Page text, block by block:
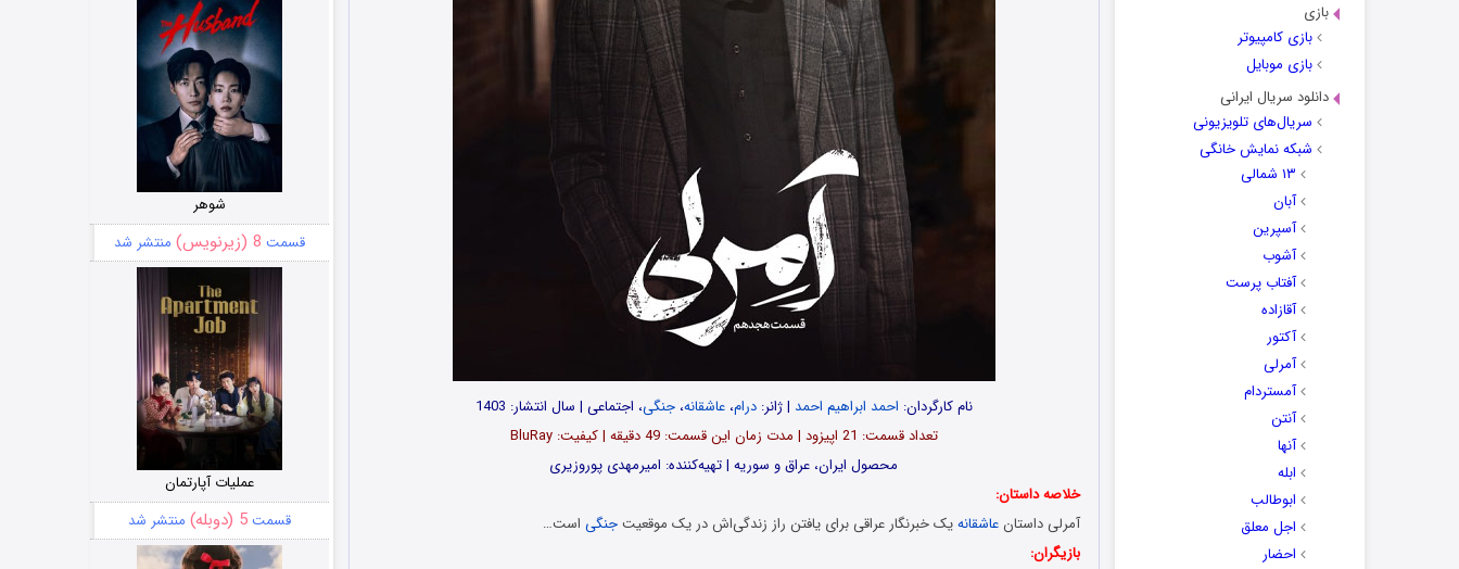
بازی
بازی کامپیوتر
بازی موبایل
دانلود سریال ایرانی
سریال‌های تلویزیونی
شبکه نمایش خانگی
۱۳ شمالی
آبان
آسپرین
آشوب
آفتاب پرست
آقازاده
آکتور
آمرلی
آمستردام
آنتن
آنها
ابله
ابوطالب
اجل معلق
احضار
نام کارگردان: احمد ابراهیم احمد | ژانر:درام،عاشقانه،جنگی، اجتماعی | سال انتشار: 1403
تعداد قسمت‌: 21 اپیزود | مدت زمان این قسمت: 49 دقیقه | کیفیت: BluRay
محصول ایران، عراق و سوریه | تهیه‌کننده: امیرمهدی پوروزیری
خلاصه داستان:
آمرلی داستانعاشقانهیک خبرنگار عراقی برای یافتن راز زندگی‌اش در یک موقعیتجنگی است…
بازیگران:
شوهر
قسمت 8 (زیرنویس) منتشر شد
عملیات آپارتمان
قسمت5 (دوبله) منتشر شد